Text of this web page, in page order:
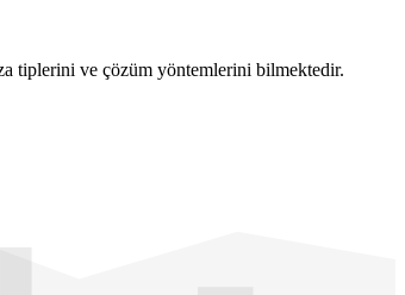
tiplerini ve çözüm yöntemlerini bilmektedir.